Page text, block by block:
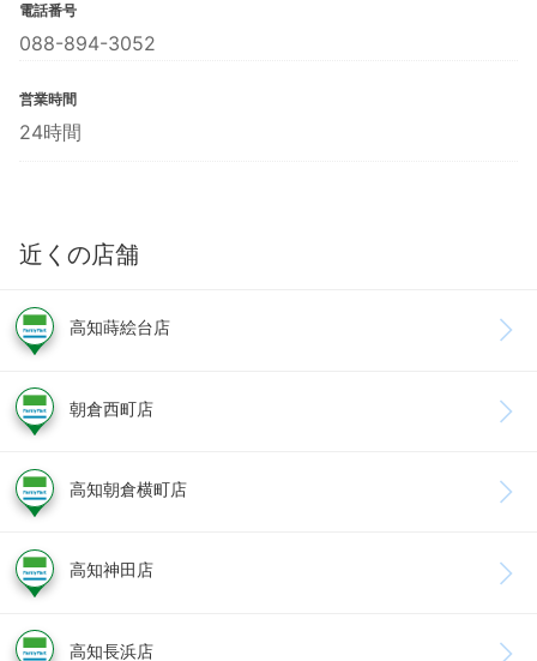
電話番号
088-894-3052
営業時間
24時間
近くの店舗
高知蒔絵台店
朝倉西町店
高知朝倉横町店
高知神田店
高知長浜店